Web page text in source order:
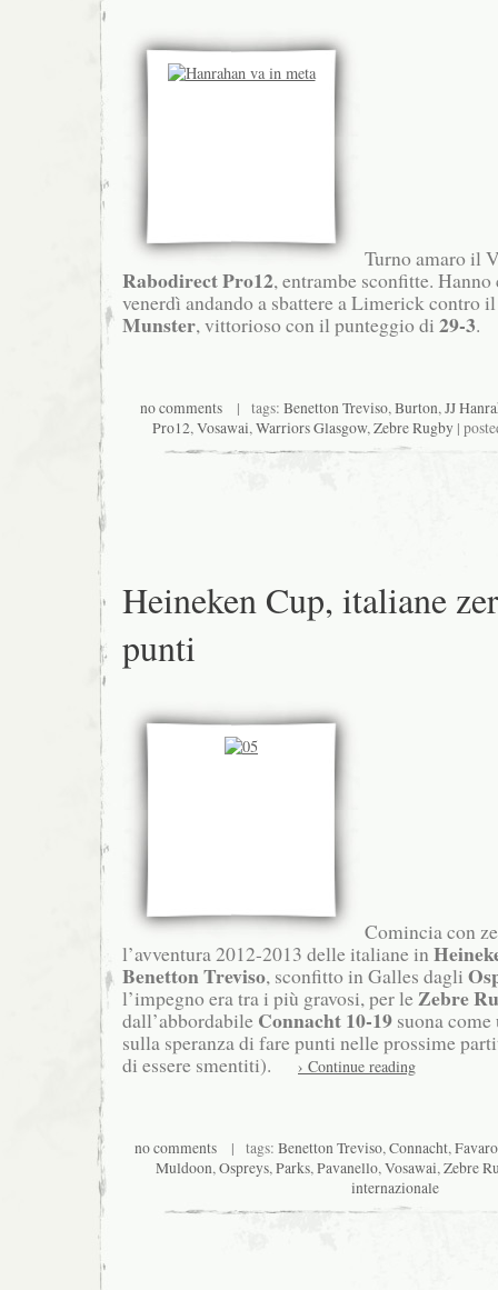
Turno amaro il
Rabodirect Pro12, entrambe sconfitte.
venerdì andando a sbattere a Limerick contro
Munster, vittorioso con il punteggio di 29-3.
no comments| tags: Benetton Treviso,Burton,JJ
Pro12,Vosawai,Warriors Glasgow,Zebre Rugby|
Heineken Cup, italiane
punti
Comincia con
l’avventura 2012-2013 delle italiane in
Benetton Treviso, sconfitto in Galles dagli
l’impegno era tra i più gravosi, per leZebre
dall’abbordabile Connacht 10-19 suona
sulla speranza di fare punti nelle prossime
di essere smentiti).
› Continue reading
no comments| tags: Benetton Treviso,Connacht,Favaro
Muldoon,Ospreys,Parks,Pavanello,Vosawai,Zebre
internazionale